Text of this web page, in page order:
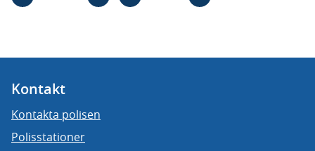
Kontakt
Kontakta polisen
Polisstationer